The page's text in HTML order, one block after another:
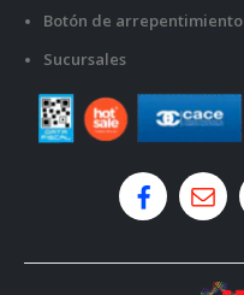
Botón de arrepentimiento
Sucursales